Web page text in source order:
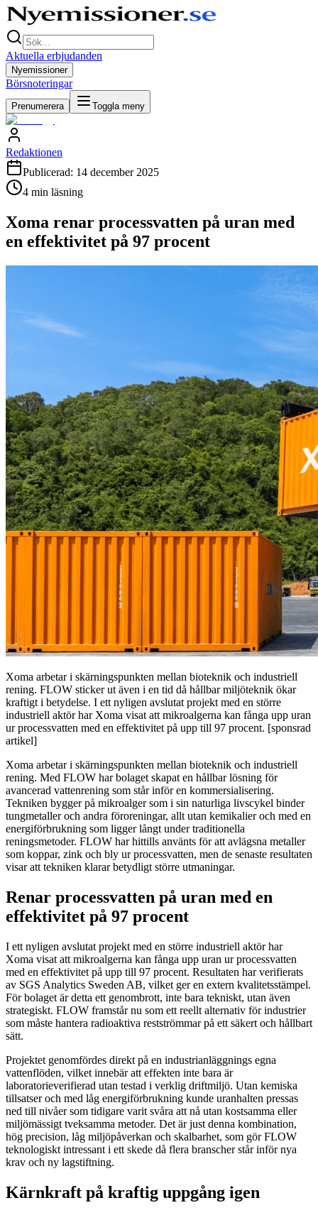
Aktuella erbjudanden
Nyemissioner
Börsnoteringar
Prenumerera Toggla meny
Redaktionen
Publicerad: 14 december 2025
4 min läsning
Xoma renar processvatten på uran med
en effektivitet på 97 procent
Xoma arbetar i skärningspunkten mellan bioteknik och industriell
rening. FLOW sticker ut även i en tid då hållbar miljöteknik ökar
kraftigt i betydelse. I ett nyligen avslutat projekt med en större
industriell aktör har Xoma visat att mikroalgerna kan fånga upp uran
ur processvatten med en effektivitet på upp till 97 procent. [sponsrad
artikel]
Xoma arbetar i skärningspunkten mellan bioteknik och industriell
rening. Med FLOW har bolaget skapat en hållbar lösning för
avancerad vattenrening som står inför en kommersialisering.
Tekniken bygger på mikroalger som i sin naturliga livscykel binder
tungmetaller och andra föroreningar, allt utan kemikalier och med en
energiförbrukning som ligger långt under traditionella
reningsmetoder. FLOW har hittills använts för att avlägsna metaller
som koppar, zink och bly ur processvatten, men de senaste resultaten
visar att tekniken klarar betydligt större utmaningar.
Renar processvatten på uran med en
effektivitet på 97 procent
I ett nyligen avslutat projekt med en större industriell aktör har
Xoma visat att mikroalgerna kan fånga upp uran ur processvatten
med en effektivitet på upp till 97 procent. Resultaten har verifierats
av SGS Analytics Sweden AB, vilket ger en extern kvalitetsstämpel.
För bolaget är detta ett genombrott, inte bara tekniskt, utan även
strategiskt. FLOW framstår nu som ett reellt alternativ för industrier
som måste hantera radioaktiva restströmmar på ett säkert och hållbart
sätt.
Projektet genomfördes direkt på en industrianläggnings egna
vattenflöden, vilket innebär att effekten inte bara är
laboratorieverifierad utan testad i verklig driftmiljö. Utan kemiska
tillsatser och med låg energiförbrukning kunde uranhalten pressas
ned till nivåer som tidigare varit svåra att nå utan kostsamma eller
miljömässigt tveksamma metoder. Det är just denna kombination,
hög precision, låg miljöpåverkan och skalbarhet, som gör FLOW
teknologiskt intressant i ett skede då flera branscher står inför nya
krav och ny lagstiftning.
Kärnkraft på kraftig uppgång igen